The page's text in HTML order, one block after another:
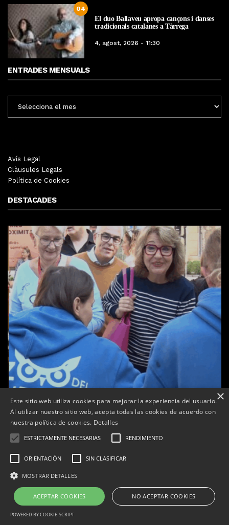
04
El duo Ballaveu apropa cançons i danses
tradicionals catalanes a Tàrrega
4, agost, 2026 - 11:30
ENTRADES MENSUALS
MENSUALS
Avís Legal
Clàusules Legals
Política de Cookies
DESTACADES
Tàrrega celebra la 25a Fira del Medi Ambient
Per Tàrrega Televisió 18, octubre, 2025 - 12:26
Correu electrònic:info@tarrega.tv
Telèfons: 648 45 71 14 | 669 32 28 46
×
Este sitio web utiliza cookies para mejorar la experiencia del usuario.
Al utilizar nuestro sitio web, acepta todas las cookies de acuerdo con
nuestra política de cookies. Detalles
ESTRICTAMENTE NECESARIAS RENDIMIENTO
ORIENTACIÓN SIN CLASIFICAR
MOSTRAR DETALLES
ACEPTAR COOKIES NO ACEPTAR COOKIES
POWERED BY COOKIE-SCRIPT